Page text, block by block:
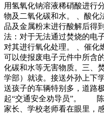
用氢氧化钠溶液稀硝酸进行
物及二氧化碳和水。 、酸化
品及金属粉末进行酸解后得
法：对于无法通过焚烧的电
对其进行氧化处理。 、催化
可以使报废电子元件中所含
化碳和水等无害物质。三、
学部）就读。接送外孙上下
送孩子的车辆特别多，道路
起“交通安全劝导员”。 陈
家长、学校老师看在眼里，